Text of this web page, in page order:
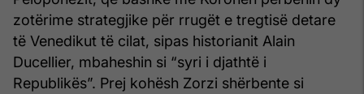
zotërime strategjike për rrugët e tregtisë detare
të Venedikut të cilat, sipas historianit Alain
Ducellier, mbaheshin si “syri i djathtë i
Republikës”. Prej kohësh Zorzi shërbente si